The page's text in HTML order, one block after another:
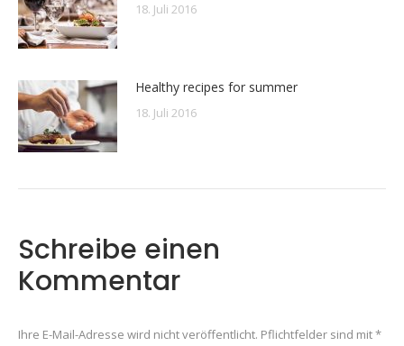
18. Juli 2016
Healthy recipes for summer
18. Juli 2016
Schreibe einen
Kommentar
Ihre E-Mail-Adresse wird nicht veröffentlicht. Pflichtfelder sind mit*